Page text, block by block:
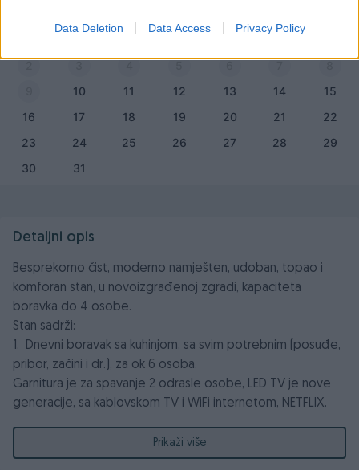
Data Deletion Data Access Privacy Policy
10 11 12 13 14
15
16
17 18 19 20 21
22
23
24 25 26 27 28
29
30
31
Detaljni opis
Besprekorno čist, moderno namješten, udoban, topao i
komforan stan, u novoizgrađenoj zgradi, kapaciteta
boravka do 4 osobe.
Stan sadrži:
1. Dnevni boravak sa kuhinjom, sa svim potrebnim (posuđe,
pribor, začini i dr.), za ok 6 osoba.
Garnitura je za spavanje 2 odrasle osobe, LED TV je nove
generacije, sa kablovskom TV i WiFi internetom, NETFLIX.
2. Spavaća soba, udoban i prostran krevet, TV i orman.
Prikaži više